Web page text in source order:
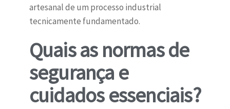
artesanal de um processo industrial
tecnicamente fundamentado.
Quais as normas de
segurança e
cuidados essenciais?